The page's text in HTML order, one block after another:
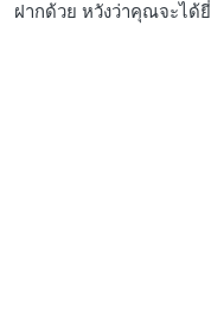
ฝากด้วย หวังว่าคุณจะไ